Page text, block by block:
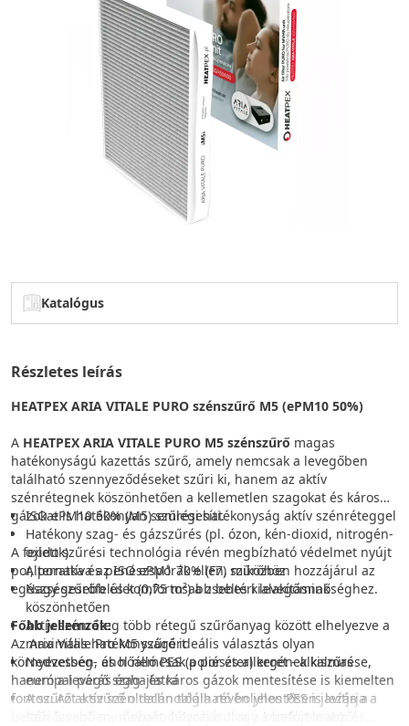
Katalógus
Részletes leírás
HEATPEX ARIA VITALE PURO szénszűrő M5 (ePM10 50%)
A HEATPEX ARIA VITALE PURO M5 szénszűrő magas
hatékonyságú kazettás szűrő, amely nemcsak a levegőben
található szennyeződéseket szűri ki, hanem az aktív
szénrétegnek köszönhetően a kellemetlen szagokat és káros
gázokat is hatékonyan semlegesíti.
A fejlett szűrési technológia révén megbízható védelmet nyújt
por, poratka és penészspórák ellen, miközben hozzájárul az
egészségesebb és komfortosabb beltéri levegőminőséghez.
Főbb jellemzők:
ISO ePM10 50% (M5) szűrési hatékonyság aktív szénréteggel
Hatékony szag- és gázszűrés (pl. ózon, kén-dioxid, nitrogén-
oxidok)
Alternatíva az ISO ePM1 70% (F7) szűrőhöz
Nagy szűrőfelület (0,75 m²) a zsebes kialakításnak
köszönhetően
Aktív szénréteg több rétegű szűrőanyag között elhelyezve a
maximális hatékonyságért
Nedvesség- és hőálló PES (poliészter) keret -alkalmas
európai párás éghajlatra
A szűrőt a szűrő oldalán található bolyhos PES is lezárja a
szűrőzsebben, megakadályozva, hogy a befújt levegő
Az Aria Vitale Pro M5 szűrő ideális választás olyan
környezetben, ahol nemcsak a por és allergének kiszűrése,
hanem a levegő szag- és káros gázok mentesítése is kiemelten
fontos. Az aktív szén technológia révén jelentősen javítja a
beltéri levegő minőségét, hozzájárulva a komfortosabb és